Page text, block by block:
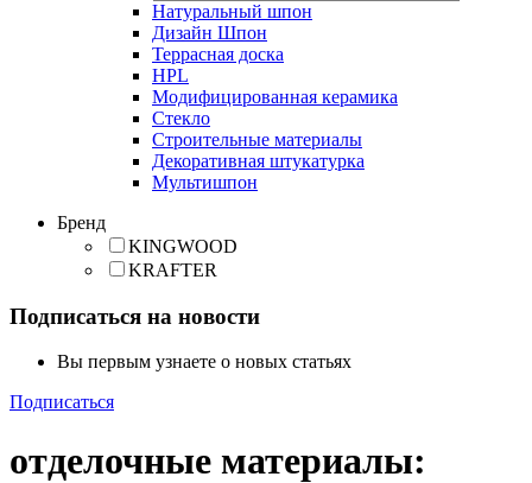
Натуральный шпон
Дизайн Шпон
Террасная доска
HPL
Модифицированная керамика
Стекло
Строительные материалы
Декоративная штукатурка
Мультишпон
Бренд
KINGWOOD
KRAFTER
Подписаться на новости
Вы первым узнаете о новых статьях
Подписаться
отделочные материалы: